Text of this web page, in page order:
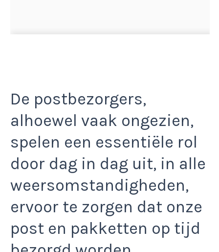
De postbezorgers,
alhoewel vaak ongezien,
spelen een essentiële rol
door dag in dag uit, in alle
weersomstandigheden,
ervoor te zorgen dat onze
post en pakketten op tijd